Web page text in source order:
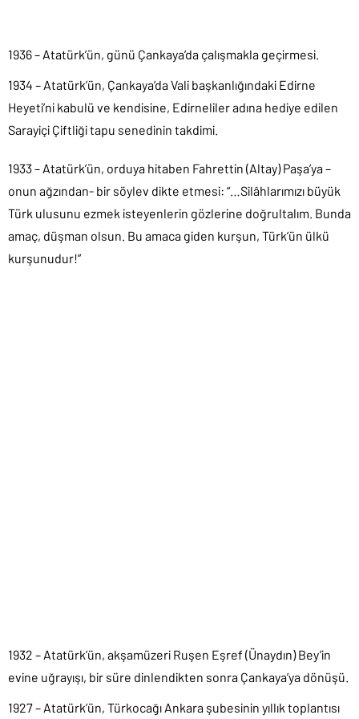
1936 – Atatürk’ün, günü Çankaya’da çalışmakla geçirmesi.
1934 – Atatürk’ün, Çankaya’da Vali başkanlığındaki Edirne
Heyeti’ni kabulü ve kendisine, Edirneliler adına hediye edilen
Sarayiçi Çiftliği tapu senedinin takdimi.
1933 – Atatürk’ün, orduya hitaben Fahrettin (Altay) Paşa’ya –
onun ağzından- bir söylev dikte etmesi: “…Silâhlarımızı büyük
Türk ulusunu ezmek isteyenlerin gözlerine doğrultalım. Bunda
amaç, düşman olsun. Bu amaca giden kurşun, Türk’ün ülkü
kurşunudur!”
1932 – Atatürk’ün, akşamüzeri Ruşen Eşref (Ünaydın) Bey’in
evine uğrayışı, bir süre dinlendikten sonra Çankaya’ya dönüşü.
1927 – Atatürk’ün, Türkocağı Ankara şubesinin yıllık toplantısı